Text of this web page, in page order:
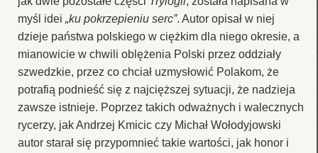
myśl idei „ku pokrzepieniu serc”. Autor opisał w niej
dzieje państwa polskiego w ciężkim dla niego okresie, a
mianowicie w chwili oblężenia Polski przez oddziały
szwedzkie, przez co chciał uzmysłowić Polakom, że
potrafią podnieść się z najcięższej sytuacji, że nadzieja
zawsze istnieje. Poprzez takich odważnych i walecznych
rycerzy, jak Andrzej Kmicic czy Michał Wołodyjowski
autor starał się przypomnieć takie wartości, jak honor i